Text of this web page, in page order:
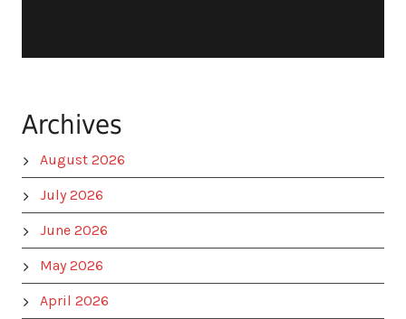
Archives
August 2026
July 2026
June 2026
May 2026
April 2026